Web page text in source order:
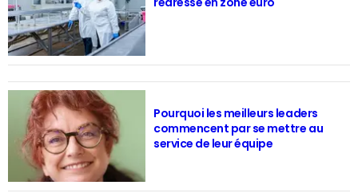
Pourquoi les meilleurs leaders
commencent par se mettre au
service de leur équipe